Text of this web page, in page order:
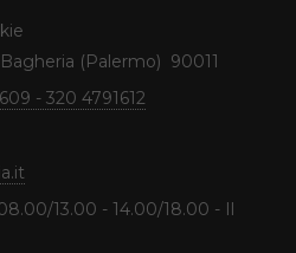
(Palermo) 90011
- 320 4791612
13.00 - 14.00/18.00 - Il